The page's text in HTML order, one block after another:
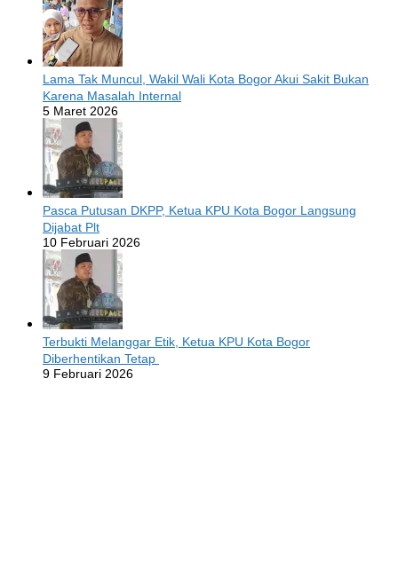
Lama Tak Muncul, Wakil Wali Kota Bogor Akui Sakit Bukan
Karena Masalah Internal
5 Maret 2026
Pasca Putusan DKPP, Ketua KPU Kota Bogor Langsung
Dijabat Plt
10 Februari 2026
Terbukti Melanggar Etik, Ketua KPU Kota Bogor
Diberhentikan Tetap
9 Februari 2026